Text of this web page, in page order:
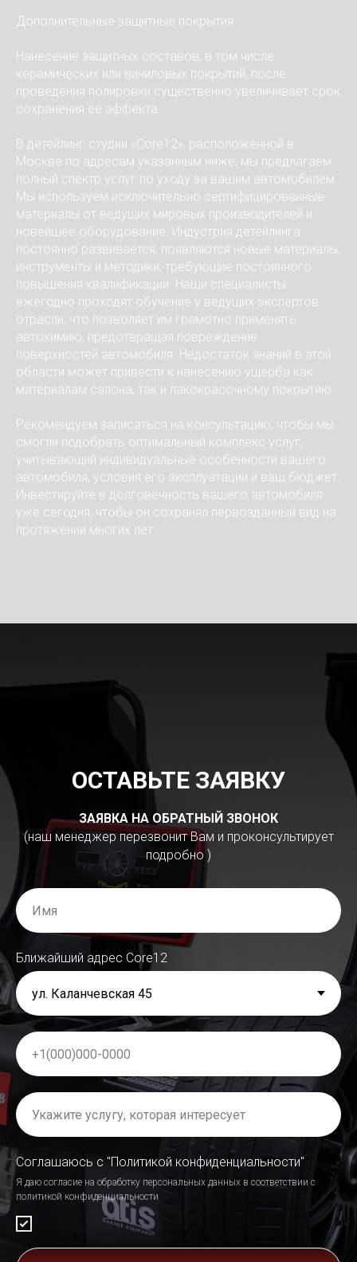
Дополнительные защитные покрытия
Нанесение защитных составов, в том числе
керамических или виниловых покрытий, после
проведения полировки существенно увеличивает срок
сохранения ее эффекта.
В детейлинг-студии «Core12», расположенной в
Москве по адресам указанным ниже, мы предлагаем
полный спектр услуг по уходу за вашим автомобилем.
Мы используем исключительно сертифицированные
материалы от ведущих мировых производителей и
новейшее оборудование. Индустрия детейлинга
постоянно развивается, появляются новые материалы,
инструменты и методики, требующие постоянного
повышения квалификации. Наши специалисты
ежегодно проходят обучение у ведущих экспертов
отрасли, что позволяет им грамотно применять
автохимию, предотвращая повреждение
поверхностей автомобиля. Недостаток знаний в этой
области может привести к нанесению ущерба как
материалам салона, так и лакокрасочному покрытию.
Рекомендуем записаться на консультацию, чтобы мы
смогли подобрать оптимальный комплекс услуг,
учитывающий индивидуальные особенности вашего
автомобиля, условия его эксплуатации и ваш бюджет.
Инвестируйте в долговечность вашего автомобиля
уже сегодня, чтобы он сохранял первозданный вид на
протяжении многих лет.
ОСТАВЬТЕ ЗАЯВКУ
ЗАЯВКА НА ОБРАТНЫЙ ЗВОНОК
(наш менеджер перезвонит Вам и проконсультирует
подробно )
Ближайший адрес Сore12
Соглашаюсь с "Политикой конфиденциальности"
Я даю согласие на обработку персональных данных в соответствии с
политикой конфиденциальности